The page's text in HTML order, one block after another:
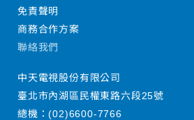
免責聲明
商務合作方案
聯絡我們
中天電視股份有限公司
臺北市內湖區民權東路六段25號
總機：(02)6600-7766